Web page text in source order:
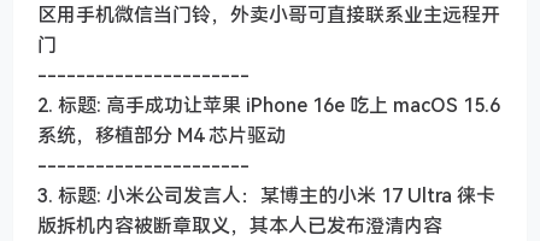
区用手机微信当门铃，外卖小哥可直接联系业主远程开
门
----------------------
2. 标题: 高手成功让苹果 iPhone 16e 吃上 macOS 15.6
系统，移植部分 M4 芯片驱动
----------------------
3. 标题: 小米公司发言人：某博主的小米 17 Ultra 徕卡
版拆机内容被断章取义，其本人已发布澄清内容